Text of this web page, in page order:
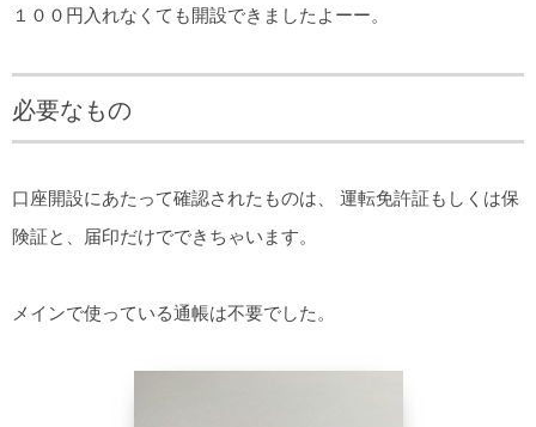
１００円入れなくても開設できましたよーー。
必要なもの
口座開設にあたって確認されたものは、 運転免許証もしくは保
険証と、届印だけでできちゃいます。
メインで使っている通帳は不要でした。